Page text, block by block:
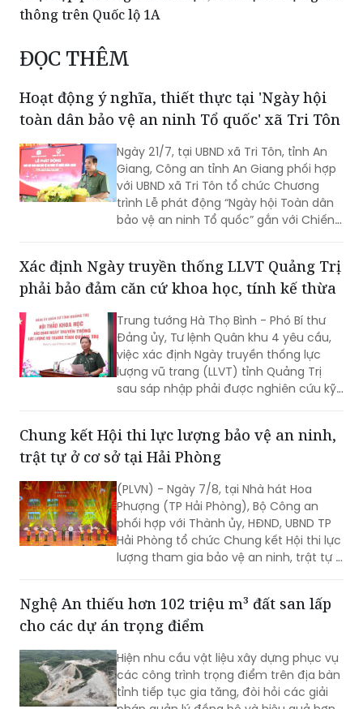
thông trên Quốc lộ 1A
ĐỌC THÊM
Hoạt động ý nghĩa, thiết thực tại 'Ngày hội
toàn dân bảo vệ an ninh Tổ quốc' xã Tri Tôn
Ngày 21/7, tại UBND xã Tri Tôn, tỉnh An
Giang, Công an tỉnh An Giang phối hợp
với UBND xã Tri Tôn tổ chức Chương
trình Lễ phát động “Ngày hội Toàn dân
bảo vệ an ninh Tổ quốc” gắn với Chiến
Xác định Ngày truyền thống LLVT Quảng Trị
phải bảo đảm căn cứ khoa học, tính kế thừa
Trung tướng Hà Thọ Bình - Phó Bí thư
Đảng ủy, Tư lệnh Quân khu 4 yêu cầu,
việc xác định Ngày truyền thống lực
lượng vũ trang (LLVT) tỉnh Quảng Trị
sau sáp nhập phải được nghiên cứu kỹ
Chung kết Hội thi lực lượng bảo vệ an ninh,
trật tự ở cơ sở tại Hải Phòng
(PLVN) - Ngày 7/8, tại Nhà hát Hoa
Phượng (TP Hải Phòng), Bộ Công an
phối hợp với Thành ủy, HĐND, UBND TP
Hải Phòng tổ chức Chung kết Hội thi lực
lượng tham gia bảo vệ an ninh, trật tự ở
niềm tin. Vì an ninh Tổ quốc và bình yên
cuộc sống".
Nghệ An thiếu hơn 102 triệu m³ đất san lấp
cho các dự án trọng điểm
Hiện nhu cầu vật liệu xây dựng phục vụ
các công trình trọng điểm trên địa bàn
tỉnh tiếp tục gia tăng, đòi hỏi các giải